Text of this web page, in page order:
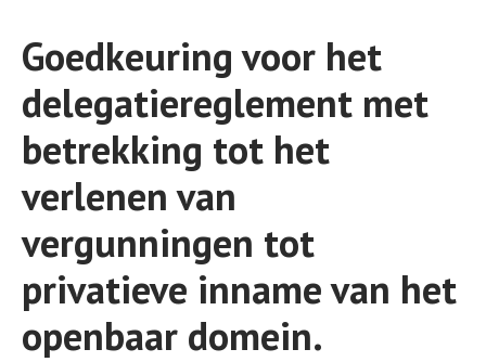
Goedkeuring voor het
delegatiereglement met
betrekking tot het
verlenen van
vergunningen tot
privatieve inname van het
openbaar domein.